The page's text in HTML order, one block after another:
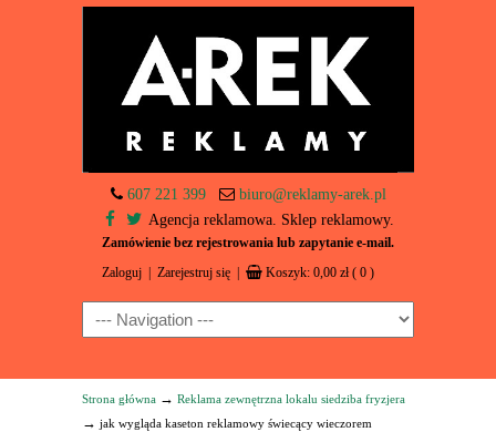
607 221 399
biuro@reklamy-arek.pl
Agencja reklamowa. Sklep reklamowy.
Zamówienie bez rejestrowania lub zapytanie e-mail.
Zaloguj Zarejestruj się Koszyk: 0,00 zł ( 0 )
Navigation
Strona główna → Reklama zewnętrzna lokalu siedziba fryzjera
→ jak wygląda kaseton reklamowy świecący wieczorem